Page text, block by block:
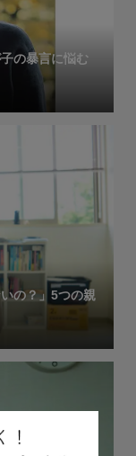
の暴言に悩む
の？」5つの親